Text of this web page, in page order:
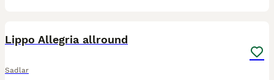
Lippo Allegria allround
Sadlar